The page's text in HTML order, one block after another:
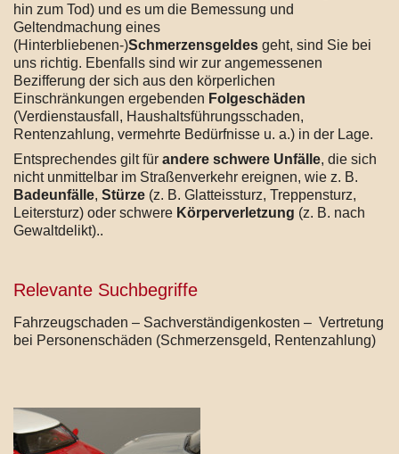
hin zum Tod) und es um die Bemessung und
Geltendmachung eines
(Hinterbliebenen-)Schmerzensgeldes geht, sind Sie bei
uns richtig. Ebenfalls sind wir zur angemessenen
Bezifferung der sich aus den körperlichen
Einschränkungen ergebenden Folgeschäden
(Verdienstausfall, Haushaltsführungsschaden,
Rentenzahlung, vermehrte Bedürfnisse u. a.) in der Lage.
Entsprechendes gilt für andere schwere Unfälle, die sich
nicht unmittelbar im Straßenverkehr ereignen, wie z. B.
Badeunfälle, Stürze (z. B. Glatteissturz, Treppensturz,
Leitersturz) oder schwere Körperverletzung (z. B. nach
Gewaltdelikt)..
Relevante Suchbegriffe
Fahrzeugschaden – Sachverständigenkosten – Vertretung
bei Personenschäden (Schmerzensgeld, Rentenzahlung)